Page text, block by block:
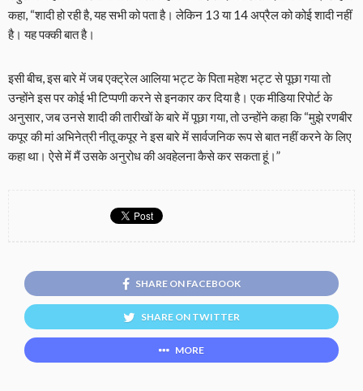
कहा, “शादी हो रही है, यह सभी को पता है। लेकिन 13 या 14 अप्रैल को कोई शादी नहीं
है। यह पक्की बात है।
इसी बीच, इस बारे में जब एक्ट्रेल आलिया भट्ट के पिता महेश भट्ट से पूछा गया तो
उन्होंने इस पर कोई भी टिप्पणी करने से इनकार कर दिया है। एक मीडिया रिपोर्ट के
अनुसार, जब उनसे शादी की तारीखों के बारे में पूछा गया, तो उन्होंने कहा कि “मुझे रणबीर
कपूर की मां अभिनेत्री नीतू कपूर ने इस बारे में सार्वजनिक रूप से बात नहीं करने के लिए
कहा था। ऐसे में मैं उसके अनुरोध की अवहेलना कैसे कर सकता हूं।”
SHARE ON FACEBOOK
SHARE ON TWITTER
MORE